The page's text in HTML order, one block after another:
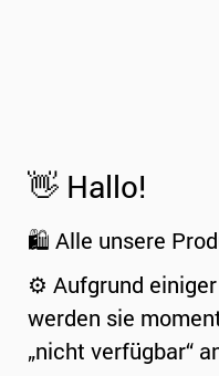
👋 Hallo!
🛍️ Alle unsere
⚙️ Aufgrund
werden sie
„nicht verfügbar“